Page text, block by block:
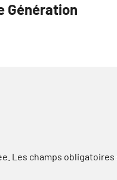
Génération
Les champs